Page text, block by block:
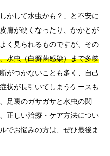
かして水虫かも？」と不安に
膚が硬くなったり、かかとが
く見られるものですが、その
水虫（白癬菌感染）まで多岐
がつかないことも多く、自己
状が長引いてしまうケースも
足裏のガサガサと水虫の関
正しい治療・ケア方法につい
でお悩みの方は、ぜひ最後ま